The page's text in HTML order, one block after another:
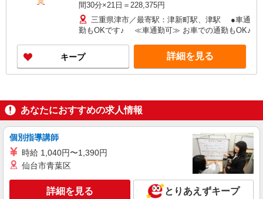
間30分×21日＝228,375円
三重県津市／最寄駅：津新町駅、津駅 ●車通
勤もOKです♪ ≪車通勤可≫ お車での通勤もOK♪
キープ 詳細を見る
あなたにおすすめの求人情報
個別指導講師
時給 1,040円〜1,390円
仙台市青葉区
詳細を見る とりあえずキープ